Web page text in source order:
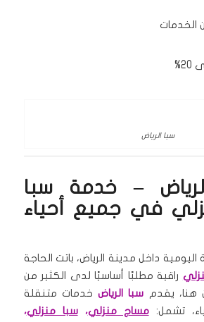
الخدمات
سبا الرياض
– خدمة سبا
في جميع أحياء
داخل مدينة الرياض، باتت الحاجة
راقية مطلبًا أساسيًا لدى الكثير من
هنا، يقدم سبا الرياضخدمات متنقلة
تشمل:مساج منزلي،سبا منزلي،